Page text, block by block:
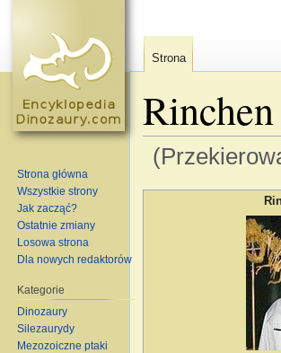
Strona
Strona główna
Wszystkie strony
Jak zacząć?
Ostatnie zmiany
Losowa strona
Dla nowych redaktorów
Kategorie
Dinozaury
Silezaurydy
Mezozoiczne ptaki